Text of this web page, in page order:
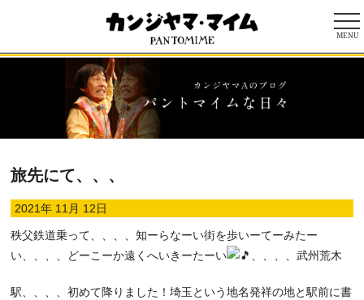
MENU
旅先にて、、、
2021年 11月 12日
秩父鉄道乗って、、、、知ーらなーい街を歩いーてーみたー
い、、、、どーこーか遠くへいきーたーい
、、、、武州荒木
駅、、、、初めて降りました！埼玉という地名発祥の地と駅前に書